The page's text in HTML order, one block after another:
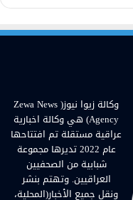
وكالة زيوا نيوز( Zewa News
Agency) هي وكالة اخبارية
عراقية مستقلة تم افتتاحها
عام 2022 تديرها مجموعة
شبابية من الصحفيين
العراقيين. وتهتم بنشر
ونقل جميع الأخبار(المحلية،